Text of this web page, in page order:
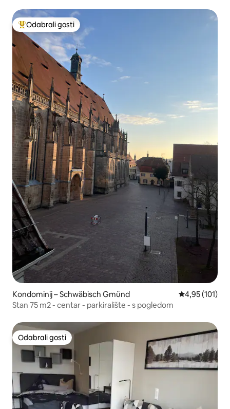
Među najviše rangiranima s oznakom „Odabrali gosti”
Odabrali gosti
Kondominij – Schwäbisch Gmünd Prosječna
4,95 (101)
Stan 75 m2 - centar - parkiralište - s pogledom
Odabrali gosti
Odabrali gosti